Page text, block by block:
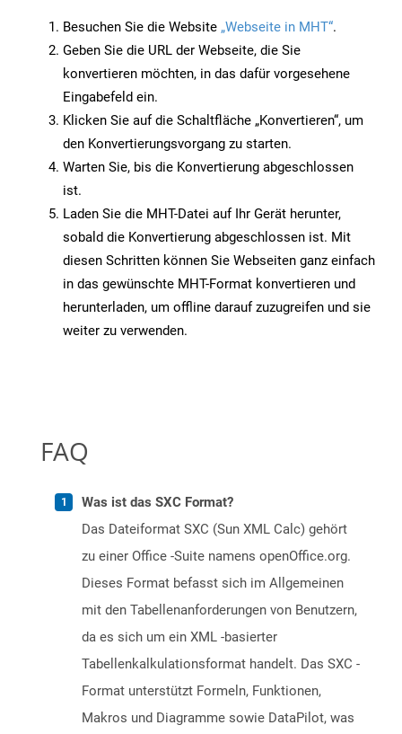
Besuchen Sie die Website „Webseite in MHT“.
Geben Sie die URL der Webseite, die Sie
konvertieren möchten, in das dafür vorgesehene
Eingabefeld ein.
Klicken Sie auf die Schaltfläche „Konvertieren“, um
den Konvertierungsvorgang zu starten.
Warten Sie, bis die Konvertierung abgeschlossen
ist.
Laden Sie die MHT-Datei auf Ihr Gerät herunter,
sobald die Konvertierung abgeschlossen ist. Mit
diesen Schritten können Sie Webseiten ganz einfach
in das gewünschte MHT-Format konvertieren und
herunterladen, um offline darauf zuzugreifen und sie
weiter zu verwenden.
FAQ
Was ist das SXC Format?
Das Dateiformat SXC (Sun XML Calc) gehört
zu einer Office -Suite namens openOffice.org.
Dieses Format befasst sich im Allgemeinen
mit den Tabellenanforderungen von Benutzern,
da es sich um ein XML -basierter
Tabellenkalkulationsformat handelt. Das SXC -
Format unterstützt Formeln, Funktionen,
Makros und Diagramme sowie DataPilot, was